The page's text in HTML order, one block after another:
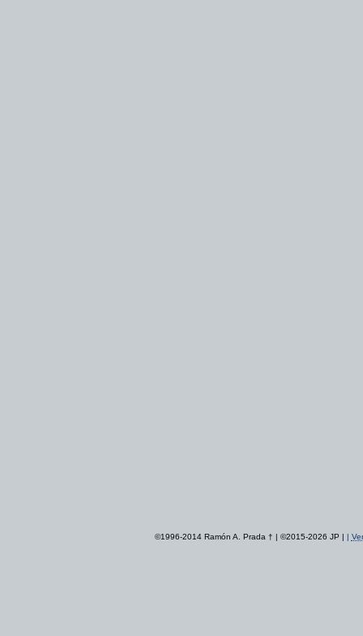
©1996-2014 Ramón A. Prada † | ©2015-2026 JP | |